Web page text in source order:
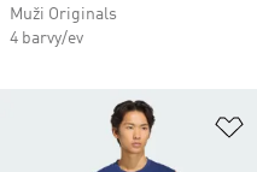
Muži Originals
4 barvy/ev